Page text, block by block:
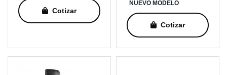
desde
$159.000
$179.000
Cotizar
desde
hasta
NUEVO MODELO
Cotizar